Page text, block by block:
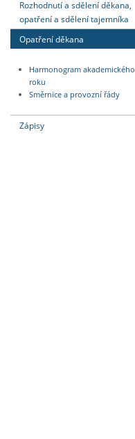
Rozhodnutí a sdělení děkana,
opatření a sdělení tajemníka
Opatření děkana
Harmonogram akademického
roku
Směrnice a provozní řády
Zápisy